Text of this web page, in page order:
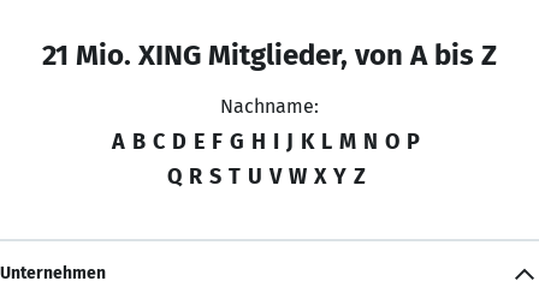
21 Mio. XING Mitglieder, von A bis Z
Nachname:
A B C D E F G H I J K L M N O P
Q R S T U V W X Y Z
Unternehmen